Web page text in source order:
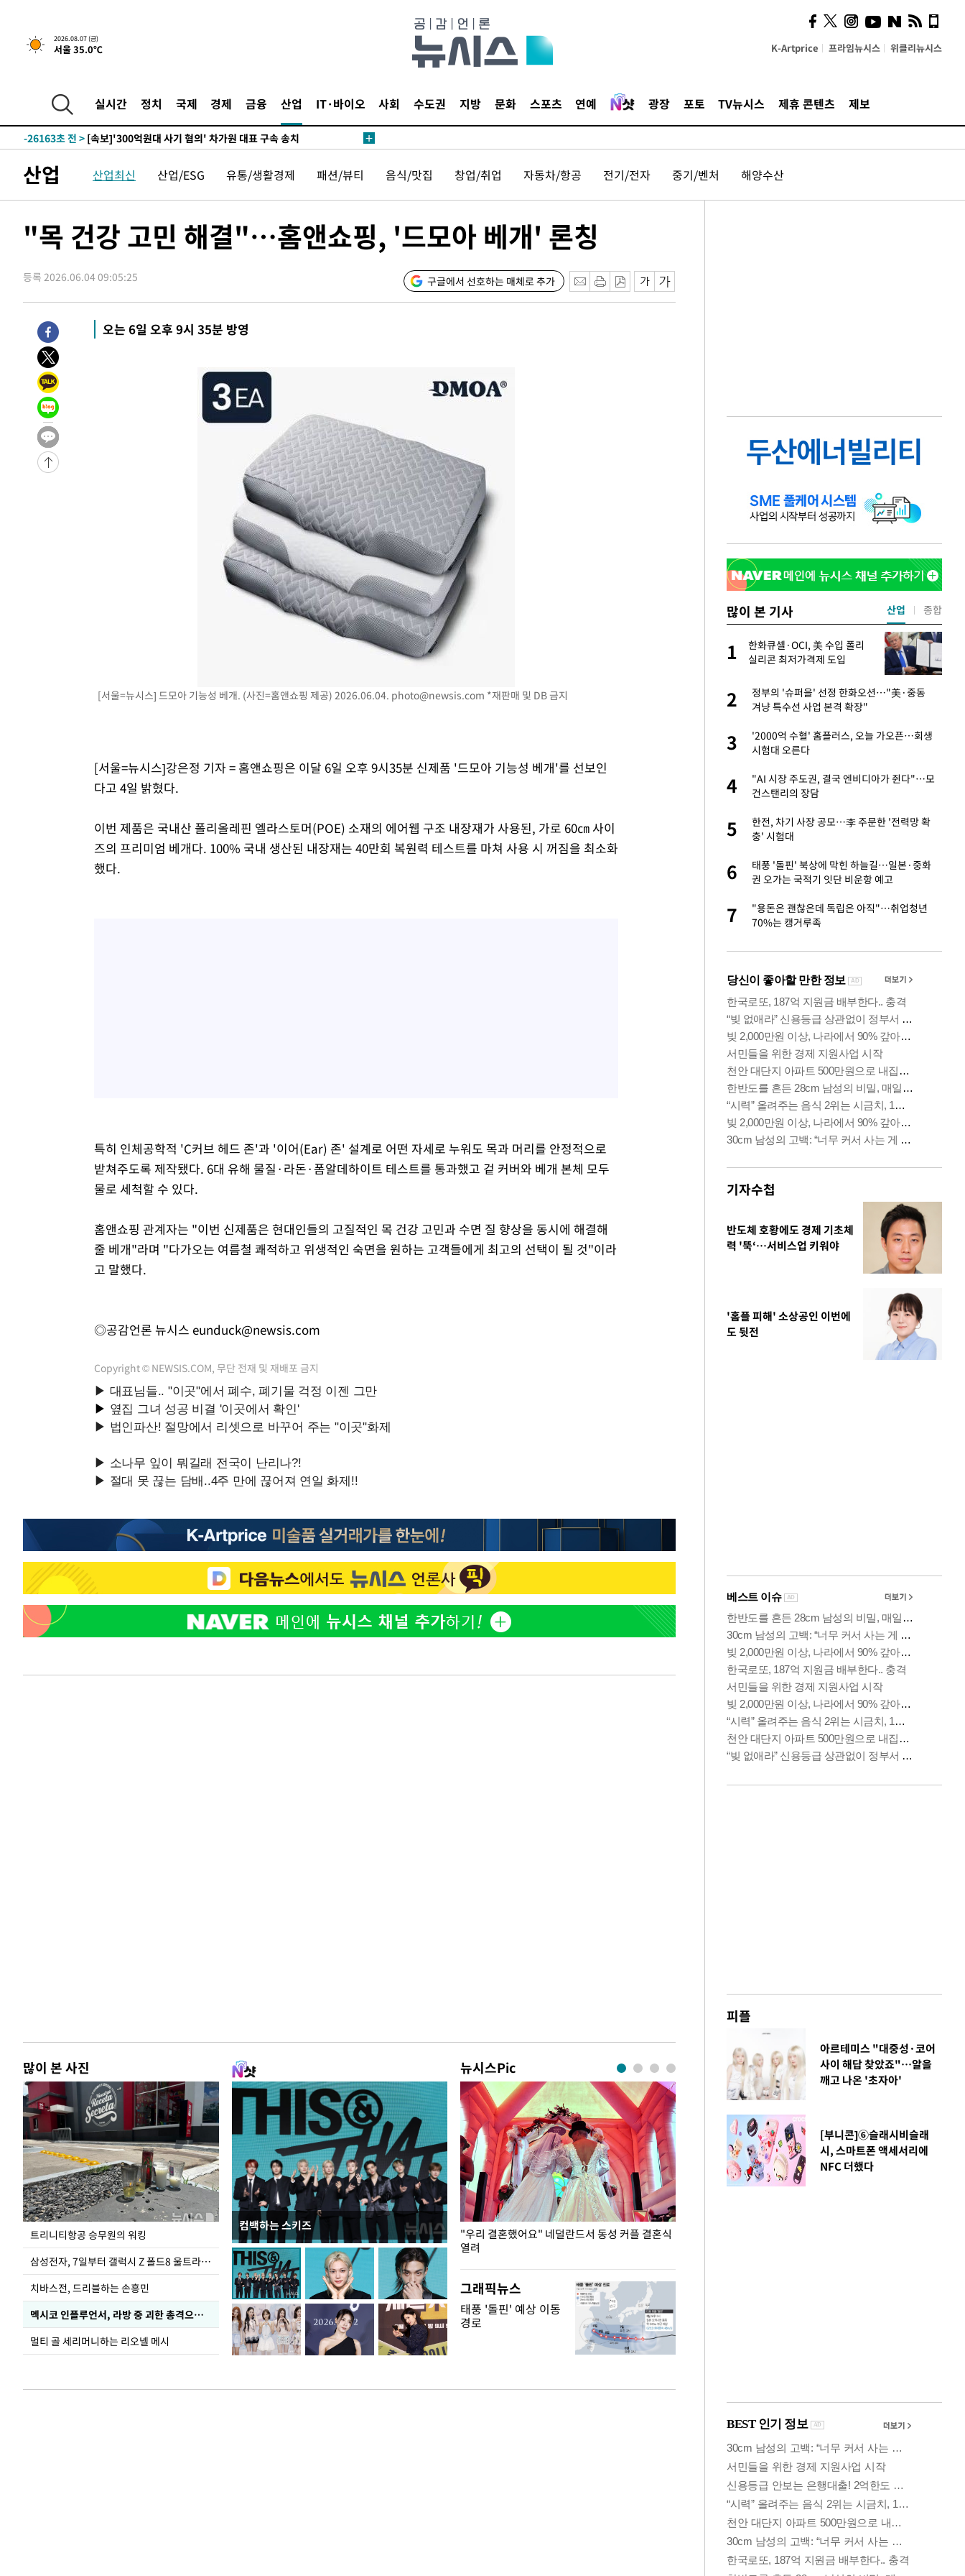
2026.08.07 (금)
서울 35.0℃ K-Artprice 프라임뉴시스 위클리뉴시스
실시간 정치 국제 경제 금융 산업 IT·바이오 사회 수도권 지방 문화 스포츠 연예 광장 포토 TV뉴시스 제휴 콘텐츠 제보
-9249초 전 >[속보] 뉴욕증시, 일제 하락 마감…나스닥 0.06%↓
-30313초 전 >
[속보]종합특검, '관저이전 봐주기 감사' 유병호 구속기소
-26913초 전 >
-26163초 전 > [속보]'300억원대 사기 혐의' 차가원 대표 구속 송치
-23870초 전 >
[속보]경찰·노동부, HL만도 평택사업장 끼임 사망 관련 압수수색
-23751초 전 >[속보]합수본, '투표율 허위 입력' 중앙·서울·경기도 선관위 등 9곳
-23302초 전 >[속보]삼성전자·SK하이닉스 동반 강보합…1%대 상승 출발
-23256초 전 >[속보]코스피, 6300선 재탈환…1.09% 오른 6365.07 개장
-20421초 전 >시리아 다마스쿠스 교외에서 미니버스 폭발.. 14명 부상, 3명은 중
-19719초 전 >
입추에도 극한더위…서울 낮 39도 '폭염중대경보'
-14683초 전 >
이란, 호르무즈서 "적국 목표물들"과 대치로 남부 케슘섬에서 두차
례 큰 폭발음
-13398초 전 >
발효
-11549초 전 >
[속보]트럼프, 美 원정출산 금지 행정명령 서명
-9249초 전 >
[속보] 뉴욕증시, 일제 하락 마감…나스닥 0.06%↓
-30447초 전 >
[속보]'채상병 순직 책임' 임성근, 항소심도 징역 3년
-30313초 전 >
[속보]종합특검, '관저이전 봐주기 감사' 유병호 구속기소
-26913초 전 >
민주 콩고 에볼라환자 4천명 돌파, 4053명 발생 1850명 사망
[속보]'300억원대 사기 혐의' 차가원 대표 구속 송치
"미 전국적 살모네라 식중독 원인은 멕시코산 할라피뇨"-- CDC
[속보]경찰·노동부, HL만도 평택사업장 끼임 사망 관련 압수수색
[속보]합수본, '투표율 허위 입력' 중앙·서울·경기도 선관위 등 9곳
[속보]원·달러 환율, 오전 9시 1423.8원
[속보]삼성전자·SK하이닉스 동반 강보합…1%대 상승 출발
[속보]코스닥, 5.95포인트(0.74%) 상승한 807.62개장
[속보]코스피, 6300선 재탈환…1.09% 오른 6365.07 개장
시리아 다마스쿠스 교외에서 미니버스 폭발.. 14명 부상, 3명은 중
[속보]美, 폴리실리콘 수입 규제…파생제품 15% 관세, 120일 후
산업 산업최신 산업/ESG 유통/생활경제 패션/뷰티 음식/맛집 창업/취업 자동차/항공 전기/전자 중기/벤처 해양수산
"목 건강 고민 해결"…홈앤쇼핑, '드모아 베개' 론칭
등록 2026.06.04 09:05:25 구글에서 선호하는 매체로 추가
오는 6일 오후 9시 35분 방영
[서울=뉴시스] 드모아 기능성 베개. (사진=홈앤쇼핑 제공) 2026.06.04. photo@newsis.com *재판매 및 DB 금지
[서울=뉴시스]강은정 기자 = 홈앤쇼핑은 이달 6일 오후 9시35분 신제품 '드모아 기능성 베개'를 선보인
다고 4일 밝혔다.
이번 제품은 국내산 폴리올레핀 엘라스토머(POE) 소재의 에어웹 구조 내장재가 사용된, 가로 60㎝ 사이
즈의 프리미엄 베개다. 100% 국내 생산된 내장재는 40만회 복원력 테스트를 마쳐 사용 시 꺼짐을 최소화
했다.
특히 인체공학적 'C커브 헤드 존'과 '이어(Ear) 존' 설계로 어떤 자세로 누워도 목과 머리를 안정적으로
받쳐주도록 제작됐다. 6대 유해 물질·라돈·폼알데하이트 테스트를 통과했고 겉 커버와 베개 본체 모두
물로 세척할 수 있다.
홈앤쇼핑 관계자는 "이번 신제품은 현대인들의 고질적인 목 건강 고민과 수면 질 향상을 동시에 해결해
줄 베개"라며 "다가오는 여름철 쾌적하고 위생적인 숙면을 원하는 고객들에게 최고의 선택이 될 것"이라
고 말했다.
◎공감언론 뉴시스 eunduck@newsis.com
Copyright © NEWSIS.COM, 무단 전재 및 재배포 금지
많이 본 사진
트리니티항공 승무원의 워킹
삼성전자, 7일부터 갤럭시 Z 폴드8 울트라·폴드8·플립8 출시
치바스전, 드리블하는 손흥민
멕시코 인플루언서, 라방 중 괴한 총격으로 사망
멀티 골 세리머니하는 리오넬 메시
컴백하는 스키즈
뉴시스Pic
입추 코앞인데 전국엔 찜통 더위
"우리 결혼했어요" 네덜란드서 동성 커플 결혼식
열려
그래픽뉴스
태풍 '돌핀' 예상 이동
경로
많이 본 기사
2
김지수, '여행사 대표' 변신 근황 "가볼 만하
"신약 찾자"…정부 과제로 속도내는 K-제약
5
"여군 지원 막힌 UDT 훈련 직접 해봤습니
다"…707 출신 女유튜버 '완벽 소화'
1
한화큐셀·OCI, 美 수입 폴리
실리콘 최저가격제 도입
환영"
2
정부의 '슈퍼을' 선정 한화오션…"美·중동
겨냥 특수선 사업 본격 확장"
3
'2000억 수혈' 홈플러스, 오늘 가오픈…회생
시험대 오른다
4
"AI 시장 주도권, 결국 엔비디아가 쥔다"…모
건스탠리의 장담
5
한전, 차기 사장 공모…李 주문한 '전력망 확
충' 시험대
6
태풍 '돌핀' 북상에 막힌 하늘길…일본·중화
권 오가는 국적기 잇단 비운항 예고
7
"용돈은 괜찮은데 독립은 아직"…취업청년
70%는 캥거루족
산업 종합
기자수첩
반도체 호황에도 경제 기초체
력 '뚝‘…서비스업 키워야
'홈플 피해' 소상공인 이번에
도 뒷전
피플
아르테미스 "대중성·코어
사이 해답 찾았죠"…알을
깨고 나온 '초자아'
[부니콘]⑥슬래시비슬래
시, 스마트폰 액세서리에
NFC 더했다